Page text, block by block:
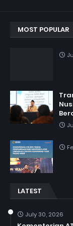
MOST POPULAR
LATEST
July 30, 2026